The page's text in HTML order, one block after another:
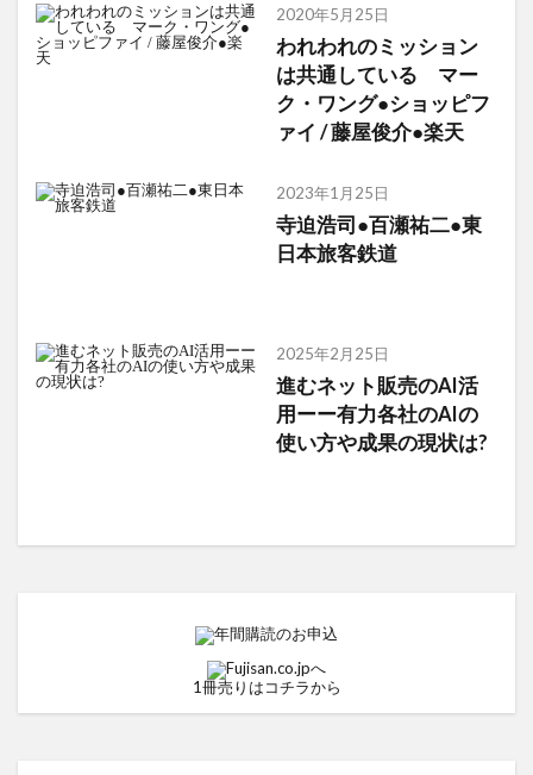
2020年5月25日
われわれのミッション
は共通している マー
ク・ワング●ショッピフ
ァイ / 藤屋俊介●楽天
2023年1月25日
寺迫浩司●百瀬祐二●東
日本旅客鉄道
2025年2月25日
進むネット販売のAI活
用ーー有力各社のAIの
使い方や成果の現状は?
1冊売りはコチラから